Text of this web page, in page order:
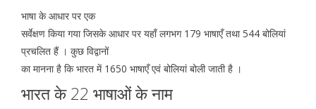
भाषा के आधार पर एक
सर्वेक्षण किया गया जिसके आधार पर यहाँ लगभग 179 भाषाएँ तथा 544 बोलियां
प्रचलित हैं । कुछ विद्वानों
का मानना है कि भारत में 1650 भाषाएँ एवं बोलियां बोली जाती है ।
भारत के 22 भाषाओं के नाम